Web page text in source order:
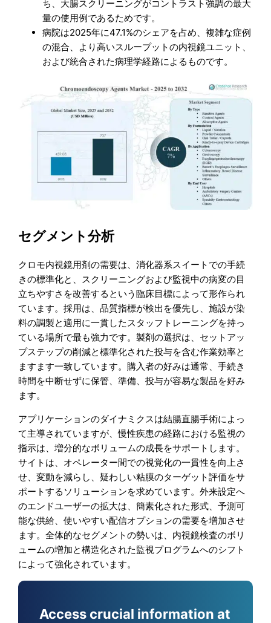
ち、大腸スクリーニングがコントラスト強調の最大
量の使用例であるためです。
病院は2025年に47.1%のシェアを占め、複雑な症例
の混合、より高いスループットの内視鏡ユニット、
および統合された病理学経路によるものです。
セグメント分析
クロモ内視鏡用剤の需要は、消化器系スイートでの手続
きの標準化と、スクリーニングおよび監視中の病変の目
立ちやすさを改善するという臨床目標によって形作られ
ています。採用は、品質指標が検出を優先し、施設が染
料の調製と適用に一貫したスタッフトレーニングを持っ
ている場所で最も強力です。製剤の選択は、セットアッ
プステップの削減と標準化された投与を含む作業効率と
ますます一致しています。購入者の好みは通常、手続き
時間を中断せずに保管、準備、投与が容易な製品を好み
ます。
アプリケーションのダイナミクスは結腸直腸手術によっ
て主導されていますが、慢性疾患の経路における監視の
指示は、増分的なボリュームの成長をサポートします。
サイトは、オペレーター間での視覚化の一貫性を向上さ
せ、変動を減らし、疑わしい粘膜のターゲット評価をサ
ポートするソリューションを求めています。外来設定へ
のエンドユーザーの拡大は、簡素化された形式、予測可
能な供給、使いやすい配信オプションの需要を増加させ
ます。全体的なセグメントの勢いは、内視鏡検査のボリ
ュームの増加と構造化された監視プログラムへのシフト
によって強化されています。
Access crucial information at